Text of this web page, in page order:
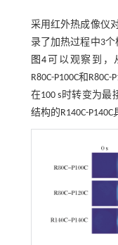
采用红外热成像仪
录了加热过程中3
图4 可以观察到，
R80C-P100C和
在100 s时转变为最
结构的R140C-